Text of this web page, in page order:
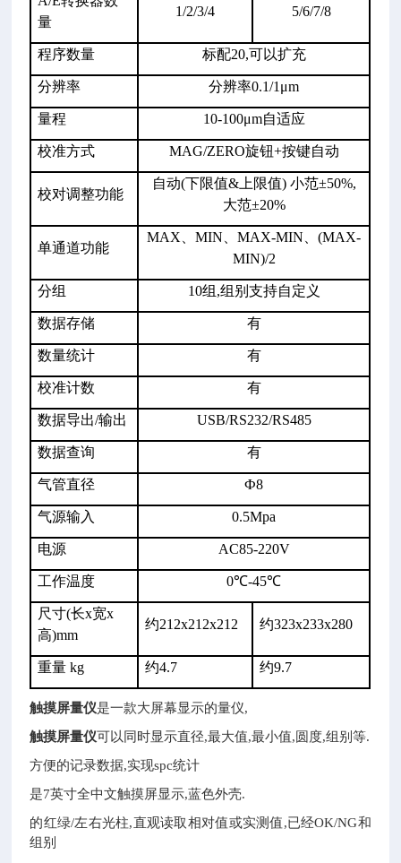
量
1/2/3/4 5/6/7/8
程序数量 标配20,可以扩充
分辨率 分辨率0.1/1 μm
量程 10-100μm自适应
校准方式 MAG/ZERO旋钮+按键自动
校对调整功能
自动(下限值&上限值) 小范±50%,
大范±20%
单通道功能
MAX 、MIN 、MAX-MIN 、(MAX-
MIN)/2
分组 10组 ,组别支持自定义
数据存储 有
数量统计 有
校准计数 有
数据导出/输出 USB/RS232/RS485
数据查询 有
气管直径 Ф8
气源输入 0.5Mpa
电源 AC85-220V
工作温度 0℃-45℃
尺寸(长x宽x
高)mm
约212x212x212 约323x233x280
重量 kg 约4.7 约9.7
触摸屏量仪是一款大屏幕显示的量仪,
触摸屏量仪可以同时显示直径,最大值,最小值,圆度,组别等.
方便的记录数据,实现spc统计
是7英寸全中文触摸屏显示,蓝色外壳.
的红绿/左右光柱,直观读取相对值或实测值,已经OK/NG和
组别